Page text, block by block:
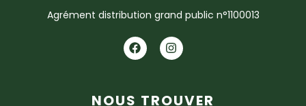
Agrément distribution grand public n°1100013
NOUS TROUVER